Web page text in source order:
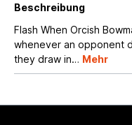
Beschreibung
Flash When Orcish
whenever an opponent
they draw in… Mehr